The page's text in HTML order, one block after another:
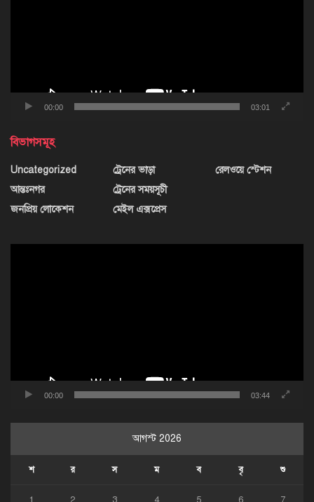
00:00 03:01
বিভাগসমূহ
Uncategorized
আন্তঃনগর
জনপ্রিয় লোকেশন
ট্রেনের ভাড়া
ট্রেনের সময়সূচী
মেইল এক্সপ্রেস
রেলওয়ে স্টেশন
00:00 03:44
আগস্ট 2026
শ র স ম ব বৃ শু